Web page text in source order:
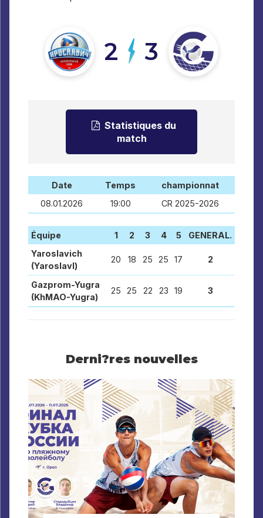
2 3
Statistiques du
match
Date Temps
championnat
08.01.2026
19:00 CR 2025-2026
Équipe 1 2 3 4 5
GENERAL.
Yaroslavich
(Yaroslavl)
20 18 25 25 17 2
Gazprom-Yugra
(KhMAO-Yugra)
25 25 22 23 19 3
Derni?res nouvelles